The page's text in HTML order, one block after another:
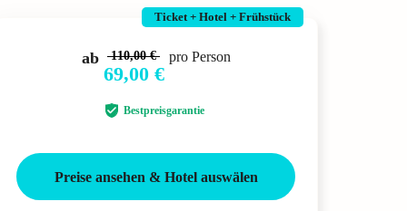
Ticket + Hotel + Frühstück
ab 110,00 €
69,00 €
pro Person
Bestpreisgarantie
Preise ansehen & Hotel auswälen